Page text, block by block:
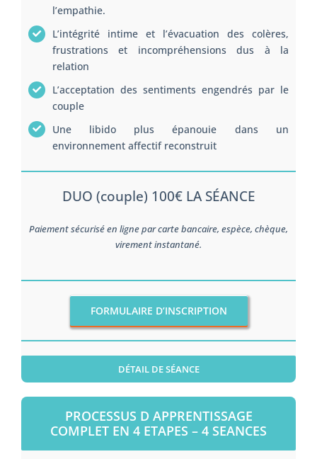
l’empathie.
L’intégrité intime et l’évacuation des colères,
frustrations et incompréhensions dus à la
relation
L’acceptation des sentiments engendrés par le
couple
Une libido plus épanouie dans un
environnement affectif reconstruit
DUO (couple) 100€ LA SÉANCE
Paiement sécurisé en ligne par carte bancaire, espèce, chèque,
virement instantané.
FORMULAIRE D’INSCRIPTION
DÉTAIL DE SÉANCE
PROCESSUS D APPRENTISSAGE
COMPLET EN 4 ETAPES – 4 SEANCES